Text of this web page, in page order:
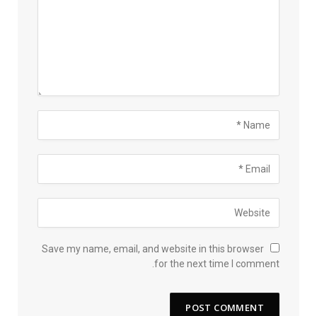
Save my name, email, and website in this browser
for the next time I comment.